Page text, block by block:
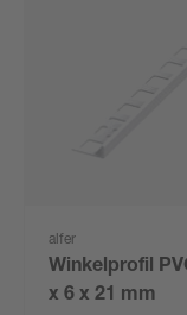
alfer
Winkelprofil
x 6 x 21 mm